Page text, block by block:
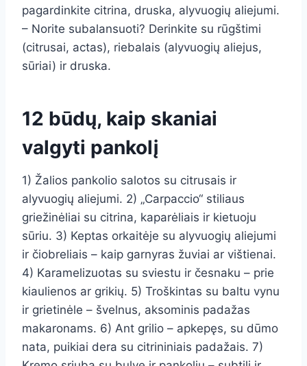
pagardinkite citrina, druska, alyvuogių aliejumi.
– Norite subalansuoti? Derinkite su rūgštimi
(citrusai, actas), riebalais (alyvuogių aliejus,
sūriai) ir druska.
12 būdų, kaip skaniai
valgyti pankolį
1) Žalios pankolio salotos su citrusais ir
alyvuogių aliejumi. 2) „Carpaccio“ stiliaus
griežinėliai su citrina, kaparėliais ir kietuoju
sūriu. 3) Keptas orkaitėje su alyvuogių aliejumi
ir čiobreliais – kaip garnyras žuviai ar vištienai.
4) Karamelizuotas su sviestu ir česnaku – prie
kiaulienos ar grikių. 5) Troškintas su baltu vynu
ir grietinėle – švelnus, aksominis padažas
makaronams. 6) Ant grilio – apkepęs, su dūmo
nata, puikiai dera su citrininiais padažais. 7)